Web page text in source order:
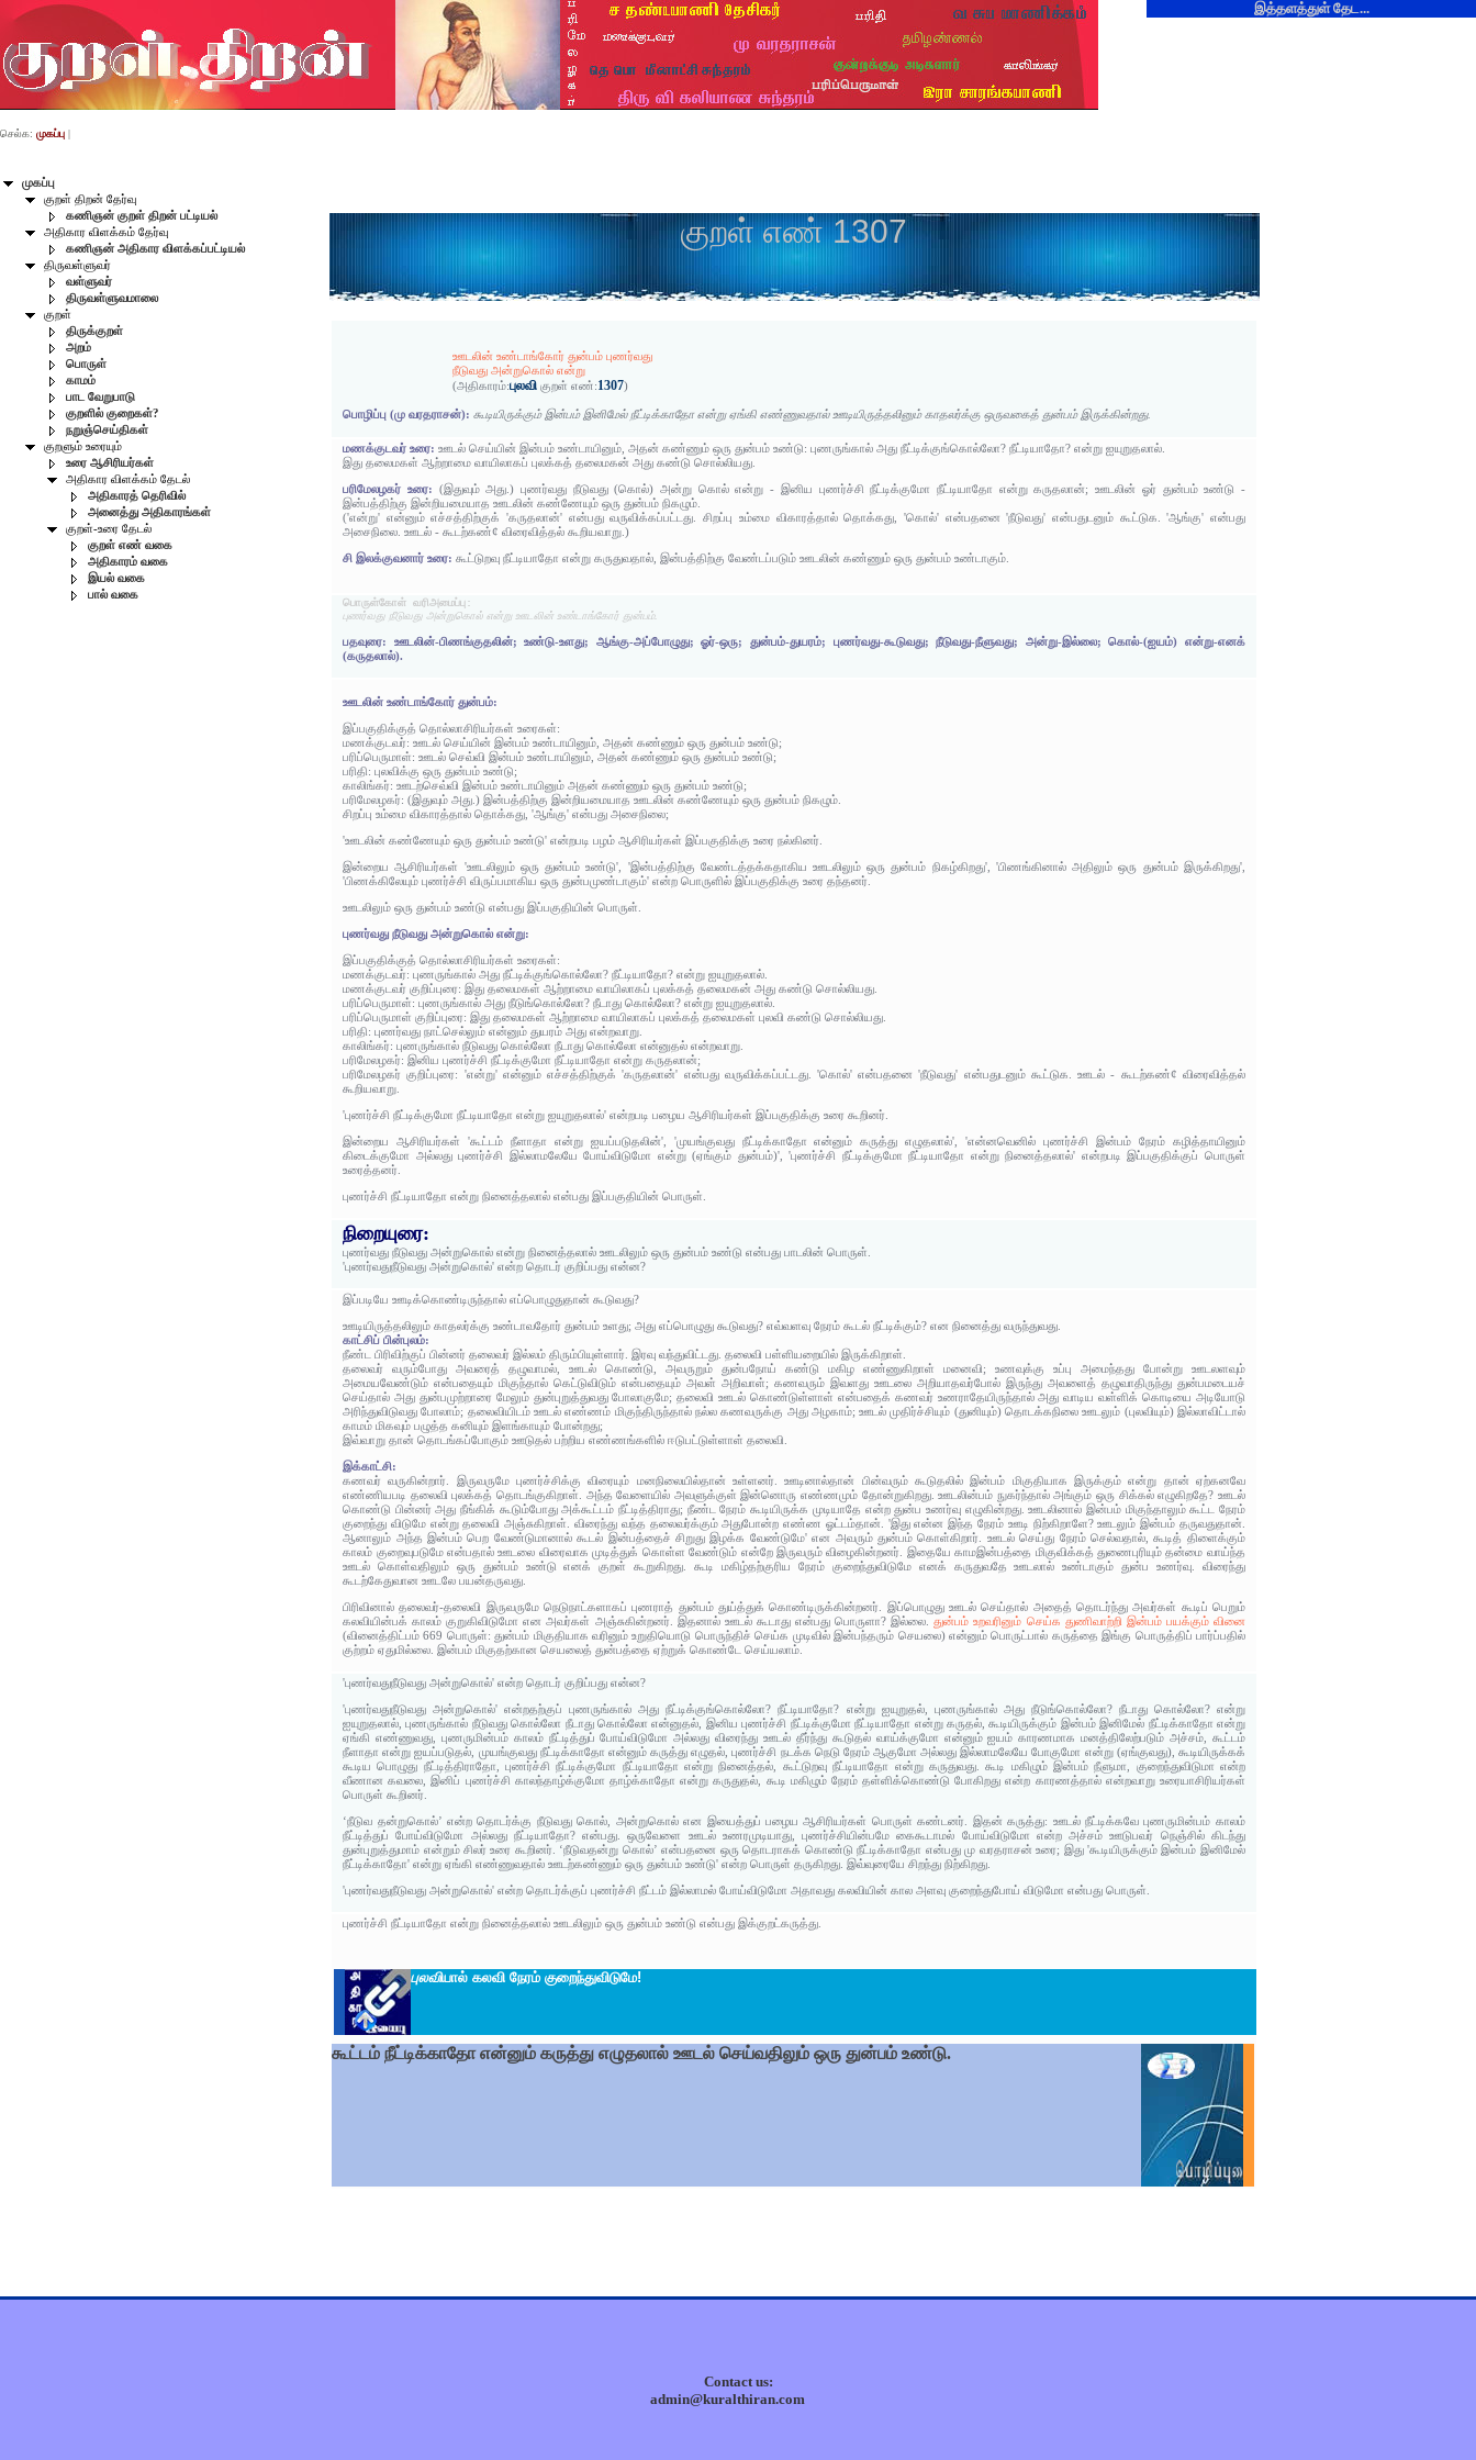
இத்தளத்துள் தேட...
முகப்பு
குறள் திறன் தேர்வு
கணிஞன் குறள் திறன் பட்டியல்
அதிகார விளக்கம் தேர்வு
கணிஞன் அதிகார விளக்கப்பட்டியல்
திருவள்ளுவர்
வள்ளுவர்
திருவள்ளுவமாலை
குறள்
திருக்குறள்
அறம்
பொருள்
காமம்
பாட வேறுபாடு
குறளில் குறைகள்?
நறுஞ்செய்திகள்
குறளும் உரையும்
உரை ஆசிரியர்கள்
அதிகார விளக்கம் தேடல்
அதிகாரத் தெரிவில்
அனைத்து அதிகாரங்கள்
குறள்-உரை தேடல்
குறள் எண் வகை
அதிகாரம் வகை
இயல் வகை
பால் வகை
செல்க: முகப்பு |
குறள் எண் 1307
ஊடலின் உண்டாங்கோர் துன்பம் புணர்வது
நீடுவது அன்றுகொல் என்று
(அதிகாரம்:புலவி குறள் எண்:1307)
பொழிப்பு (மு வரதராசன்): கூடியிருக்கும் இன்பம் இனிமேல் நீட்டிக்காதோ என்று ஏங்கி எண்ணுவதால் ஊடியிருத்தலினும் காதலர்க்கு ஒருவகைத் துன்பம் இருக்கின்றது.
மணக்குடவர் உரை:ஊடல் செய்யின் இன்பம் உண்டாயினும், அதன் கண்ணும் ஒரு துன்பம் உண்டு: புணருங்கால் அது நீட்டிக்குங்கொல்லோ? நீட்டியாதோ? என்று ஐயுறுதலால்.
இது தலைமகள் ஆற்றாமை வாயிலாகப் புலக்கத் தலைமகன் அது கண்டு சொல்லியது.
பரிமேலழகர் உரை: (இதுவும் அது.) புணர்வது நீடுவது (கொல்) அன்று கொல் என்று - இனிய புணர்ச்சி நீட்டிக்குமோ நீட்டியாதோ என்று கருதலான்; ஊடலின் ஓர் துன்பம் உண்டு -
இன்பத்திற்கு இன்றியமையாத ஊடலின் கண்ணேயும் ஒரு துன்பம் நிகழும்.
('என்று' என்னும் எச்சத்திற்குக் 'கருதலான்' என்பது வருவிக்கப்பட்டது. சிறப்பு உம்மை விகாரத்தால் தொக்கது, 'கொல்' என்பதனை 'நீடுவது' என்பதுடனும் கூட்டுக. 'ஆங்கு' என்பது
அசைநிலை. ஊடல் - கூடற்கண்¢ விரைவித்தல் கூறியவாறு.)
சி இலக்குவனார் உரை:கூட்டுறவு நீட்டியாதோ என்று கருதுவதால், இன்பத்திற்கு வேண்டப்படும் ஊடலின் கண்ணும் ஒரு துன்பம் உண்டாகும்.
பொருள்கோள் வரிஅமைப்பு:
புணர்வது நீடுவது அன்றுகொல் என்று ஊடலின் உண்டாங்கோர் துன்பம்.
பதவுரை: ஊடலின்-பிணங்குதலின்; உண்டு-உளது; ஆங்கு-அப்போழுது; ஓர்-ஒரு; துன்பம்-துயரம்; புணர்வது-கூடுவது; நீடுவது-நீளுவது; அன்று-இல்லை; கொல்-(ஐயம்) என்று-எனக்
(கருதலால்).
ஊடலின் உண்டாங்கோர் துன்பம்:
இப்பகுதிக்குத் தொல்லாசிரியர்கள் உரைகள்:
மணக்குடவர்: ஊடல் செய்யின் இன்பம் உண்டாயினும், அதன் கண்ணும் ஒரு துன்பம் உண்டு;
பரிப்பெருமாள்: ஊடல் செவ்வி இன்பம் உண்டாயினும், அதன் கண்ணும் ஒரு துன்பம் உண்டு;
பரிதி: புலவிக்கு ஒரு துன்பம் உண்டு;
காலிங்கர்: ஊடற்செவ்வி இன்பம் உண்டாயினும் அதன் கண்ணும் ஒரு துன்பம் உண்டு;
பரிமேலழகர்: (இதுவும் அது.) இன்பத்திற்கு இன்றியமையாத ஊடலின் கண்ணேயும் ஒரு துன்பம் நிகழும்.
சிறப்பு உம்மை விகாரத்தால் தொக்கது, 'ஆங்கு' என்பது அசைநிலை;
'ஊடலின் கண்ணேயும் ஒரு துன்பம் உண்டு' என்றபடி பழம் ஆசிரியர்கள் இப்பகுதிக்கு உரை நல்கினர்.
இன்றைய ஆசிரியர்கள் 'ஊடலிலும் ஒரு துன்பம் உண்டு', 'இன்பத்திற்கு வேண்டத்தக்கதாகிய ஊடலிலும் ஒரு துன்பம் நிகழ்கிறது', 'பிணங்கினால் அதிலும் ஒரு துன்பம் இருக்கிறது',
'பிணக்கிலேயும் புணர்ச்சி விருப்பமாகிய ஒரு துன்பமுண்டாகும்' என்ற பொருளில் இப்பகுதிக்கு உரை தந்தனர்.
ஊடலிலும் ஒரு துன்பம் உண்டு என்பது இப்பகுதியின் பொருள்.
புணர்வது நீடுவது அன்றுகொல் என்று:
இப்பகுதிக்குத் தொல்லாசிரியர்கள் உரைகள்:
மணக்குடவர்: புணருங்கால் அது நீட்டிக்குங்கொல்லோ? நீட்டியாதோ? என்று ஐயுறுதலால்.
மணக்குடவர் குறிப்புரை: இது தலைமகள் ஆற்றாமை வாயிலாகப் புலக்கத் தலைமகன் அது கண்டு சொல்லியது.
பரிப்பெருமாள்: புணருங்கால் அது நீடுங்கொல்லோ? நீடாது கொல்லோ? என்று ஐயுறுதலால்.
பரிப்பெருமாள் குறிப்புரை: இது தலைமகள் ஆற்றாமை வாயிலாகப் புலக்கத் தலைமகள் புலவி கண்டு சொல்லியது.
பரிதி: புணர்வது நாட்செல்லும் என்னும் துயரம் அது என்றவாறு.
காலிங்கர்: புணருங்கால் நீடுவது கொல்லோ நீடாது கொல்லோ என்னுதல் என்றவாறு.
பரிமேலழகர்: இனிய புணர்ச்சி நீட்டிக்குமோ நீட்டியாதோ என்று கருதலான்;
பரிமேலழகர் குறிப்புரை: 'என்று' என்னும் எச்சத்திற்குக் 'கருதலான்' என்பது வருவிக்கப்பட்டது. 'கொல்' என்பதனை 'நீடுவது' என்பதுடனும் கூட்டுக. ஊடல் - கூடற்கண்¢ விரைவித்தல்
கூறியவாறு.
'புணர்ச்சி நீட்டிக்குமோ நீட்டியாதோ என்று ஐயுறுதலால்' என்றபடி பழைய ஆசிரியர்கள் இப்பகுதிக்கு உரை கூறினர்.
இன்றைய ஆசிரியர்கள் 'கூட்டம் நீளாதா என்று ஐயப்படுதலின்', 'முயங்குவது நீட்டிக்காதோ என்னும் கருத்து எழுதலால்', 'என்னவெனில் புணர்ச்சி இன்பம் நேரம் கழித்தாயினும்
கிடைக்குமோ அல்லது புணர்ச்சி இல்லாமலேயே போய்விடுமோ என்று (ஏங்கும் துன்பம்)', 'புணர்ச்சி நீட்டிக்குமோ நீட்டியாதோ என்று நினைத்தலால்' என்றபடி இப்பகுதிக்குப் பொருள்
உரைத்தனர்.
புணர்ச்சி நீட்டியாதோ என்று நினைத்தலால் என்பது இப்பகுதியின் பொருள்.
நிறையுரை:
புணர்வது நீடுவது அன்றுகொல் என்று நினைத்தலால் ஊடலிலும் ஒரு துன்பம் உண்டு என்பது பாடலின் பொருள்.
'புணர்வதுநீடுவது அன்றுகொல்' என்ற தொடர் குறிப்பது என்ன?
இப்படியே ஊடிக்கொண்டிருந்தால் எப்பொழுதுதான் கூடுவது?
ஊடியிருத்தலிலும் காதலர்க்கு உண்டாவதோர் துன்பம் உளது; அது எப்பொழுது கூடுவது? எவ்வளவு நேரம் கூடல் நீட்டிக்கும்? என நினைத்து வருந்துவது.
காட்சிப் பின்புலம்:
நீண்ட பிரிவிற்குப் பின்னர் தலைவர் இல்லம் திரும்பியுள்ளார். இரவு வந்துவிட்டது. தலைவி பள்ளியறையில் இருக்கிறாள்.
தலைவர் வரும்போது அவரைத் தழுவாமல், ஊடல் கொண்டு, அவருறும் துன்பநோய் கண்டு மகிழ எண்ணுகிறாள் மனைவி; உணவுக்கு உப்பு அமைந்தது போன்று ஊடலளவும்
அமையவேண்டும் என்பதையும் மிகுந்தால் கெட்டுவிடும் என்பதையும் அவள் அறிவாள்; கணவரும் இவளது ஊடலை அறியாதவர்போல் இருந்து அவளைத் தழுவாதிருந்து துன்பமடையச்
செய்தால் அது துன்பமுற்றாரை மேலும் துன்புறுத்துவது போலாகுமே; தலைவி ஊடல் கொண்டுள்ளாள் என்பதைக் கணவர் உணராதேயிருந்தால் அது வாடிய வள்ளிக் கொடியை அடியோடு
அரிந்துவிடுவது போலாம்; தலைவியிடம் ஊடல் எண்ணம் மிகுந்திருந்தால் நல்ல கணவருக்கு அது அழகாம்; ஊடல் முதிர்ச்சியும் (துனியும்) தொடக்கநிலை ஊடலும் (புலவியும்) இல்லாவிட்டால்
காமம் மிகவும் பழுத்த கனியும் இளங்காயும் போன்றது;
இவ்வாறு தான் தொடங்கப்போகும் ஊடுதல் பற்றிய எண்ணங்களில் ஈடுபட்டுள்ளாள் தலைவி.
இக்காட்சி:
கணவர் வருகின்றார். இருவருமே புணர்ச்சிக்கு விரையும் மனநிலையில்தான் உள்ளனர். ஊடினால்தான் பின்வரும் கூடுதலில் இன்பம் மிகுதியாக இருக்கும் என்று தான் ஏற்கனவே
எண்ணியபடி தலைவி புலக்கத் தொடங்குகிறாள். அந்த வேளையில் அவளுக்குள் இன்னொரு எண்ணமும் தோன்றுகிறது. ஊடலின்பம் நுகர்ந்தால் அங்கும் ஒரு சிக்கல் எழுகிறதே? ஊடல்
கொண்டு பின்னர் அது நீங்கிக் கூடும்போது அக்கூட்டம் நீட்டித்திராது; நீண்ட நேரம் கூடியிருக்க முடியாதே என்ற துன்ப உணர்வு எழுகின்றது. ஊடலினால் இன்பம் மிகுந்தாலும் கூட்ட நேரம்
குறைந்து விடுமே என்று தலைவி அஞ்சுகிறாள். விரைந்து வந்த தலைவர்க்கும் அதுபோன்ற எண்ண ஓட்டம்தான். 'இது என்ன இந்த நேரம் ஊடி நிற்கிறாளே? ஊடலும் இன்பம் தருவதுதான்.
ஆனாலும் அந்த இன்பம் பெற வேண்டுமானால் கூடல் இன்பத்தைச் சிறுது இழக்க வேண்டுமே' என அவரும் துன்பம் கொள்கிறார். ஊடல் செய்து நேரம் செல்வதால், கூடித் திளைக்கும்
காலம் குறைவுபடுமே என்பதால் ஊடலை விரைவாக முடித்துக் கொள்ள வேண்டும் என்றே இருவரும் விழைகின்றனர். இதையே காமஇன்பத்தை மிகுவிக்கத் துணைபுரியும் தன்மை வாய்ந்த
ஊடல் கொள்வதிலும் ஒரு துன்பம் உண்டு எனக் குறள் கூறுகிறது. கூடி மகிழ்தற்குரிய நேரம் குறைந்துவிடுமே எனக் கருதுவதே ஊடலால் உண்டாகும் துன்ப உணர்வு. விரைந்து
கூடற்கேதுவான ஊடலே பயன்தருவது.
பிரிவினால் தலைவர்-தலைவி இருவருமே நெடுநாட்களாகப் புணராத் துன்பம் துய்த்துக் கொண்டிருக்கின்றனர். இப்பொழுது ஊடல் செய்தால் அதைத் தொடர்ந்து அவர்கள் கூடிப் பெறும்
கலவியின்பக் காலம் குறுகிவிடுமோ என அவர்கள் அஞ்சுகின்றனர். இதனால் ஊடல் கூடாது என்பது பொருளா? இல்லை.துன்பம் உறவரினும் செய்க துணிவாற்றி இன்பம் பயக்கும் வினை
(வினைத்திட்பம் 669 பொருள்: துன்பம் மிகுதியாக வரினும் உறுதியொடு பொருந்திச் செய்க முடிவில் இன்பந்தரும் செயலை) என்னும் பொருட்பால் கருத்தை இங்கு பொருத்திப் பார்ப்பதில்
குற்றம் ஏதுமில்லை. இன்பம் மிகுதற்கான செயலைத் துன்பத்தை ஏற்றுக் கொண்டே செய்யலாம்.
'புணர்வதுநீடுவது அன்றுகொல்' என்ற தொடர் குறிப்பது என்ன?
'புணர்வதுநீடுவது அன்றுகொல்' என்றதற்குப் புணருங்கால் அது நீட்டிக்குங்கொல்லோ? நீட்டியாதோ? என்று ஐயுறுதல், புணருங்கால் அது நீடுங்கொல்லோ? நீடாது கொல்லோ? என்று
ஐயுறுதலால், புணருங்கால் நீடுவது கொல்லோ நீடாது கொல்லோ என்னுதல், இனிய புணர்ச்சி நீட்டிக்குமோ நீட்டியாதோ என்று கருதல், கூடியிருக்கும் இன்பம் இனிமேல் நீட்டிக்காதோ என்று
ஏங்கி எண்ணுவது, புணருமின்பம் காலம் நீட்டித்துப் போய்விடுமோ அல்லது விரைந்து ஊடல் தீர்ந்து கூடுதல் வாய்க்குமோ என்னும் ஐயம் காரணமாக மனத்திலேற்படும் அச்சம், கூட்டம்
நீளாதா என்று ஐயப்படுதல், முயங்குவது நீட்டிக்காதோ என்னும் கருத்து எழுதல், புணர்ச்சி நடக்க நெடு நேரம் ஆகுமோ அல்லது இல்லாமலேயே போகுமோ என்று (ஏங்குவது), கூடியிருக்கக்
கூடிய பொழுது நீட்டித்திராதோ, புணர்ச்சி நீட்டிக்குமோ நீட்டியாதோ என்று நினைத்தல், கூட்டுறவு நீட்டியாதோ என்று கருதுவது. கூடி மகிழும் இன்பம் நீளுமா, குறைந்துவிடுமா என்ற
வீணான கவலை, இனிப் புணர்ச்சி காலந்தாழ்க்குமோ தாழ்க்காதோ என்று கருதுதல், கூடி மகிழும் நேரம் தள்ளிக்கொண்டு போகிறது என்ற காரணத்தால் என்றவாறு உரையாசிரியர்கள்
பொருள் கூறினர்.
‘நீடுவ தன்றுகொல்’ என்ற தொடர்க்கு நீடுவது கொல், அன்றுகொல் என இயைத்துப் பழைய ஆசிரியர்கள் பொருள் கண்டனர். இதன் கருத்து: ஊடல் நீட்டிக்கவே புணருமின்பம் காலம்
நீட்டித்துப் போய்விடுமோ அல்லது நீட்டியாதோ? என்பது. ஒருவேளை ஊடல் உணரமுடியாது, புணர்ச்சியின்பமே கைகூடாமல் போய்விடுமோ என்ற அச்சம் ஊடுபவர் நெஞ்சில் கிடந்து
துன்புறுத்துமாம் என்றும் சிலர் உரை கூறினர். ‘நீடுவதன்று கொல்’ என்பதனை ஒரு தொடராகக் கொண்டு நீட்டிக்காதோ என்பது மு வரதராசன் உரை; இது 'கூடியிருக்கும் இன்பம் இனிமேல்
நீட்டிக்காதோ' என்று ஏங்கி எண்ணுவதால் ஊடற்கண்ணும் ஒரு துன்பம் உண்டு' என்ற பொருள் தருகிறது. இவ்வுரையே சிறந்து நிற்கிறது.
'புணர்வதுநீடுவது அன்றுகொல்' என்ற தொடர்க்குப் புணர்ச்சி நீட்டம் இல்லாமல் போய்விடுமோ அதாவது கலவியின் கால அளவு குறைந்துபோய் விடுமோ என்பது பொருள்.
புணர்ச்சி நீட்டியாதோ என்று நினைத்தலால் ஊடலிலும் ஒரு துன்பம் உண்டு என்பது இக்குறட்கருத்து.
புலவியால் கலவி நேரம் குறைந்துவிடுமே!
கூட்டம் நீட்டிக்காதோ என்னும் கருத்து எழுதலால் ஊடல் செய்வதிலும் ஒரு துன்பம் உண்டு.
Contact us:
admin@kuralthiran.com